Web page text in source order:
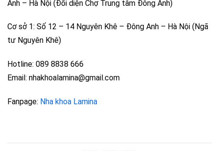
Anh – Hà Nội (Đối diện Chợ Trung tâm Đông Anh)
Cơ sở 1: Số 12 – 14 Nguyên Khê – Đông Anh – Hà Nội (Ngã
tư Nguyên Khê)
Hotline: 089 8838 666
Email: nhakhoalamina@gmail.com
Fanpage: Nha khoa Lamina